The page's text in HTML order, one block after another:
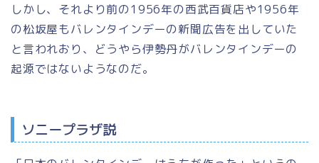
しかし、それより前の1956年の西武百貨店や1956年
の松坂屋もバレンタインデーの新聞広告を出していた
と言われおり、どうやら伊勢丹がバレンタインデーの
起源ではないようなのだ。
ソニープラザ説